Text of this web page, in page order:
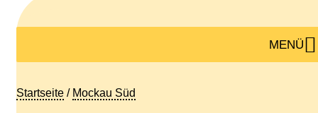
MENÜ
Startseite / Mockau Süd